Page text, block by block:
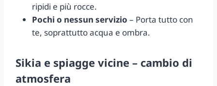
ripidi e più rocce.
Pochi o nessun servizio – Porta tutto con
te, soprattutto acqua e ombra.
Sikia e spiagge vicine – cambio di
atmosfera